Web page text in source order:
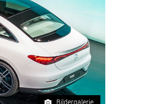
Bildergalerie